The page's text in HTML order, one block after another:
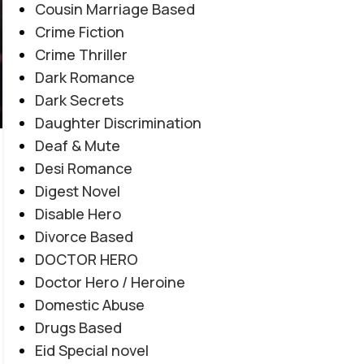
EMOTIONAL LOVE STORY
MULTIPLE COUPLE BASE
REVENGE BASED
Amanat E Ishq By Noor Malik
Posted by
"میں تمہیں چھوڑ کر نہیں جاؤں گا... تم میری زندگی ہو، میری
آخری دعا ہو۔" "کچھ محبتیں جان مانگتی نہیں... خود جان بن
جاتی ہیں۔" "عشق جب امانت بن جائے، تو جدائی بھی اسے
Cousin Marriage Based
Crime Fiction
Crime Thriller
Dark Romance
Dark Secrets
Daughter Discrimination
Deaf & Mute
Desi Romance
Digest Novel
Disable Hero
Divorce Based
DOCTOR HERO
Doctor Hero / Heroine
Domestic Abuse
Drugs Based
Eid Special novel